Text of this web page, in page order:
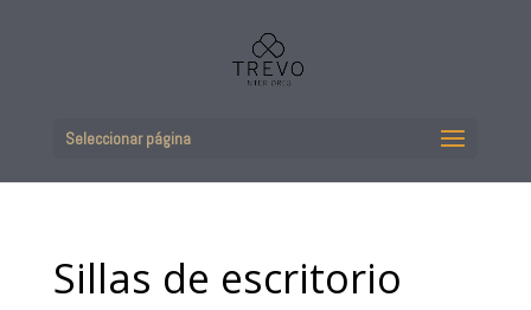
Seleccionar página
Sillas de escritorio